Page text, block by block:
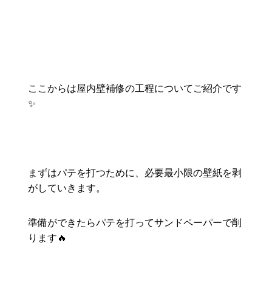
ここからは屋内壁補修の工程についてご紹介です
✨
まずはパテを打つために、必要最小限の壁紙を剥
がしていきます。
準備ができたらパテを打ってサンドペーパーで削
ります🔥